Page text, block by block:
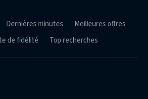
Dernières minutes
Meilleures offres
de fidélité Top recherches